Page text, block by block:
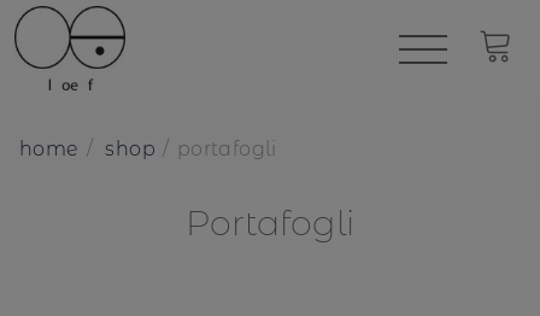
home shop portafogli
Portafogli